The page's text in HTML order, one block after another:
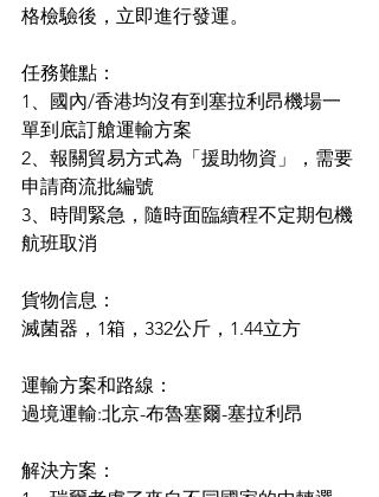
格檢驗後，立即進行發運。
任務難點：
1、國內/香港均沒有到塞拉利昂機場一
單到底訂艙運輸方案
2、報關貿易方式為「援助物資」，需要
申請商流批編號
3、時間緊急，隨時面臨續程不定期包機
航班取消
貨物信息：
滅菌器，1箱，332公斤，1.44立方
運輸方案和路線：
過境運輸:北京-布魯塞爾-塞拉利昂
解決方案：